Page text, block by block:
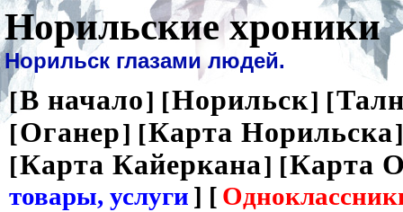
Норильские хроники
Норильск глазами людей.
[В начало] [Норильск] [
[Оганер] [Карта Норильска
[Карта Кайеркана] [Карта
товары, услуги ] [